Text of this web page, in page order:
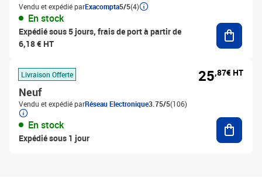
Vendu et expédié parExacompta5/5(4)
En stock
Expédié sous 5 jours, frais de port à partir de
6,18 € HT
Livraison Offerte
Neuf
Vendu et expédié parRéseau Electronique3.75/5(106)
En stock
Expédié sous 1 jour
25,87€ HT